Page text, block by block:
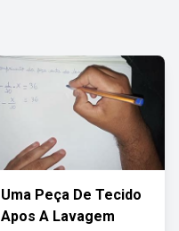
Uma Peça De Tecido
Apos A Lavagem